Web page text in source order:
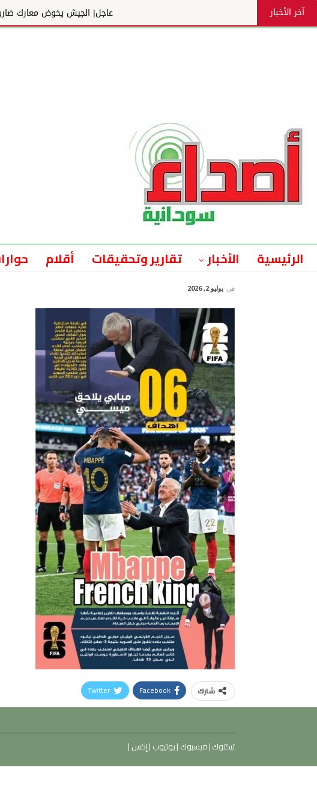
آخر الأخبار عاجل| الجيش يخوض معارك ضارية ضد المليشيا بغرب دارفور
الرئيسية الأخبار تقارير وتحقيقات أقلام
في يوليو 2, 2026
شارك Facebook
Twitter
تيكتوك| فيسبوك |يوتيوب |إكس |